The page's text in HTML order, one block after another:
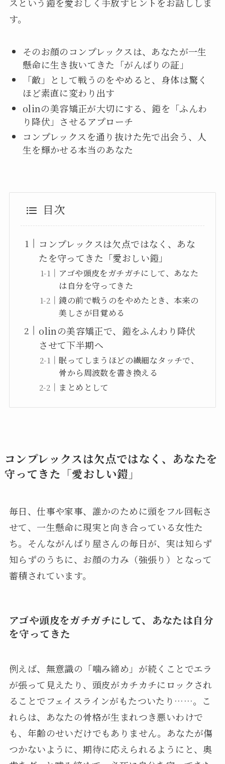
す。
そのお顔のコンプレックスは、あなたが一生
懸命に生き抜いてきた「がんばりの証」
「敵」として戦うのをやめると、身体は驚く
ほど素直に変わり出す
olinの美容矯正が大切にする、鎧を「ふんわ
り降伏」させるアプローチ
コンプレックスを通り抜けた先で出会う、人
生を輝かせる本当のあなた
目次
コンプレックスは欠点ではなく、あな
たを守ってきた「愛おしい鎧」
アゴや頭皮をガチガチにして、あなた
は自分を守ってきた
鏡の前で戦うのをやめたとき、本来の
美しさが目覚める
olinの美容矯正で、鎧をふんわり降伏
させて下半期へ
眠ってしまうほどの繊細なタッチで、
骨から周波数を書き換える
まとめとして
コンプレックスは欠点ではなく、あなたを
守ってきた「愛おしい鎧」
毎日、仕事や家事、誰かのために頭をフル回転さ
せて、一生懸命に現実と向き合っている女性た
ち。そんながんばり屋さんの毎日が、実は知らず
知らずのうちに、お顔の力み（強張り）となって
蓄積されています。
アゴや頭皮をガチガチにして、あなたは自分
を守ってきた
例えば、無意識の「噛み締め」が続くことでエラ
が張って見えたり、頭皮がカチカチにロックされ
ることでフェイスラインがもたついたり……。こ
れらは、あなたの骨格が生まれつき悪いわけで
も、年齢のせいだけでもありません。あなたが傷
つかないように、期待に応えられるようにと、奥